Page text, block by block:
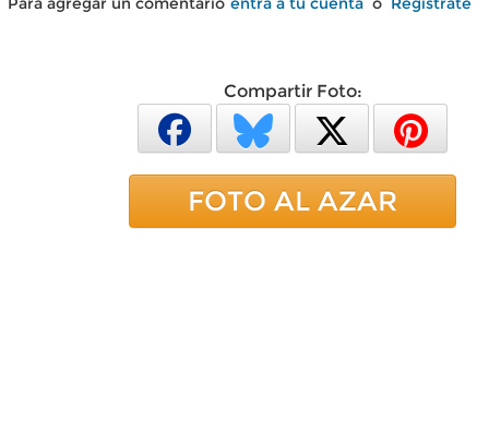
Compartir Foto:
FOTO AL AZAR